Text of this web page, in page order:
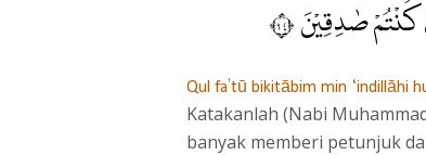
صٰدِقِيْنَ ٤٩
Qul fa'tū bikitābim min ‘indillāhi
Katakanlah (Nabi
banyak memberi petunjuk